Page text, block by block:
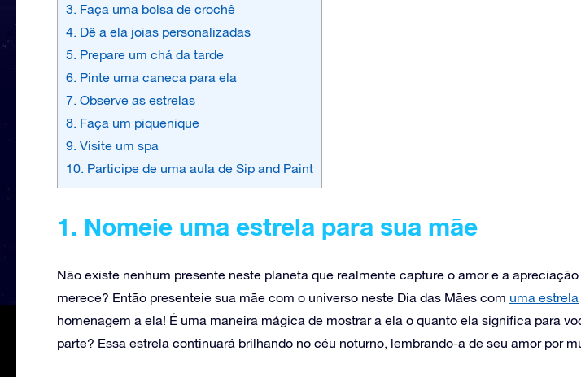
3. Faça uma bolsa de crochê
4. Dê a ela joias personalizadas
5. Prepare um chá da tarde
6. Pinte uma caneca para ela
7. Observe as estrelas
8. Faça um piquenique
9. Visite um spa
10. Participe de uma aula de Sip and Paint
1. Nomeie uma estrela para sua mãe
Não existe nenhum presente neste planeta que realmente capture o amor e a
merece? Então presenteie sua mãe com o universo neste Dia das Mães com uma estrela
homenagem a ela! É uma maneira mágica de mostrar a ela o quanto ela significa para
parte? Essa estrela continuará brilhando no céu noturno, lembrando-a de seu amor por